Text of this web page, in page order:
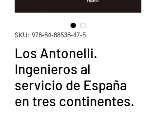
SKU: 978-84-88538-47-5
Los Antonelli.
Ingenieros al
servicio de España
en tres continentes.